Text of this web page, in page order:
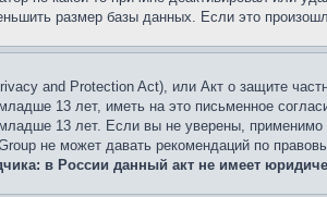
размер базы данных. Если это
and Protection Act), или Акт о защите
13 лет, иметь на это письменное
13 лет. Если вы не уверены,
не может давать рекомендаций по
в России данный акт не имеет